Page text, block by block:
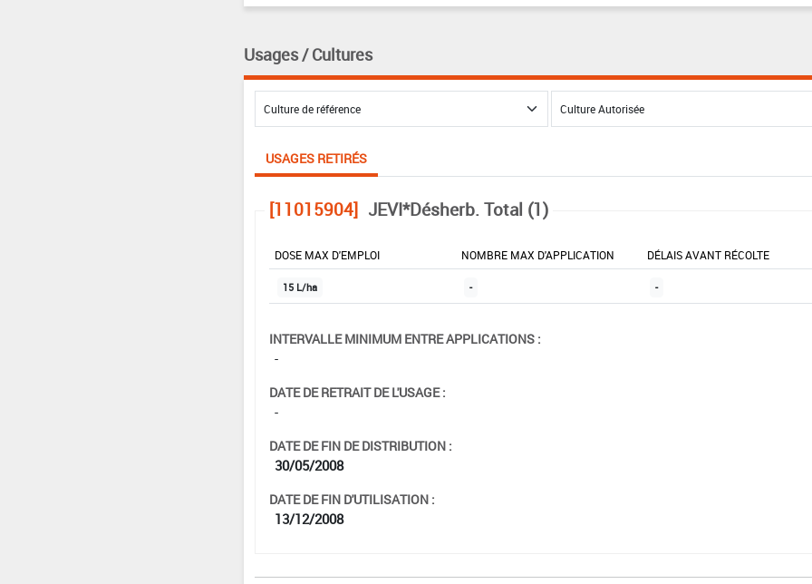
Usages / Cultures
USAGES RETIRÉS
[11015904] JEVI*Désherb. Total (1)
DOSE MAX D'EMPLOI NOMBRE MAX D'APPLICATION DÉLAIS AVANT RÉCOLTE
15 L/ha - -
INTERVALLE MINIMUM ENTRE APPLICATIONS :
-
DATE DE RETRAIT DE L'USAGE :
-
DATE DE FIN DE DISTRIBUTION :
30/05/2008
DATE DE FIN D'UTILISATION :
13/12/2008